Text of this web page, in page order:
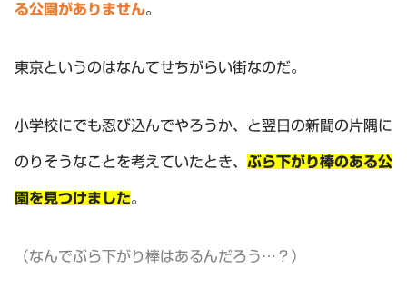
る公園がありません。
東京というのはなんてせちがらい街なのだ。
小学校にでも忍び込んでやろうか、と翌日の新聞の片隅に
のりそうなことを考えていたとき、 ぶら下がり棒のある公
園を見つけました。
（なんでぶら下がり棒はあるんだろう…？）